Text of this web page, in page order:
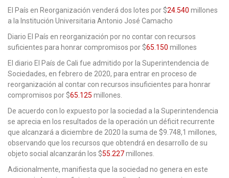
El País en Reorganización venderá dos lotes por $24.540 millones
a la Institución Universitaria Antonio José Camacho
Diario El País en reorganización por no contar con recursos
suficientes para honrar compromisos por $65.150 millones
El diario El País de Cali fue admitido por la Superintendencia de
Sociedades, en febrero de 2020, para entrar en proceso de
reorganización al contar con recursos insuficientes para honrar
compromisos por $65.125 millones.
De acuerdo con lo expuesto por la sociedad a la Superintendencia
se aprecia en los resultados de la operación un déficit recurrente
que alcanzará a diciembre de 2020 la suma de $9.748,1 millones,
observando que los recursos que obtendrá en desarrollo de su
objeto social alcanzarán los $55.227millones.
Adicionalmente, manifiesta que la sociedad no genera en este